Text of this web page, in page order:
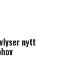
nytt